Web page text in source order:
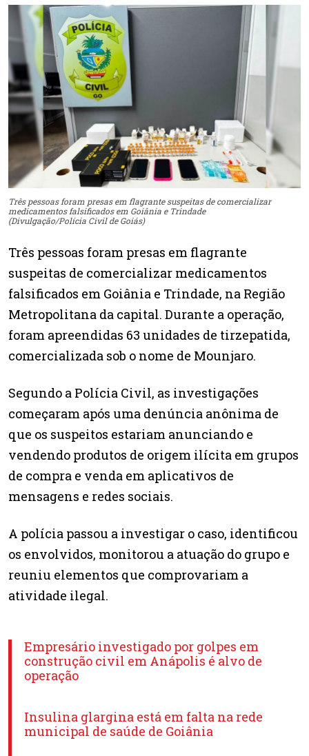
Três pessoas foram presas em flagrante suspeitas de comercializar
medicamentos falsificados em Goiânia e Trindade
(Divulgação/Polícia Civil de Goiás)
Três pessoas foram presas em flagrante
suspeitas de comercializar medicamentos
falsificados em Goiânia e Trindade, na Região
Metropolitana da capital. Durante a operação,
foram apreendidas 63 unidades de tirzepatida,
comercializada sob o nome de Mounjaro.
Segundo a Polícia Civil, as investigações
começaram após uma denúncia anônima de
que os suspeitos estariam anunciando e
vendendo produtos de origem ilícita em grupos
de compra e venda em aplicativos de
mensagens e redes sociais.
A polícia passou a investigar o caso, identificou
os envolvidos, monitorou a atuação do grupo e
reuniu elementos que comprovariam a
atividade ilegal.
Empresário investigado por golpes em
construção civil em Anápolis é alvo de
operação
Insulina glargina está em falta na rede
municipal de saúde de Goiânia